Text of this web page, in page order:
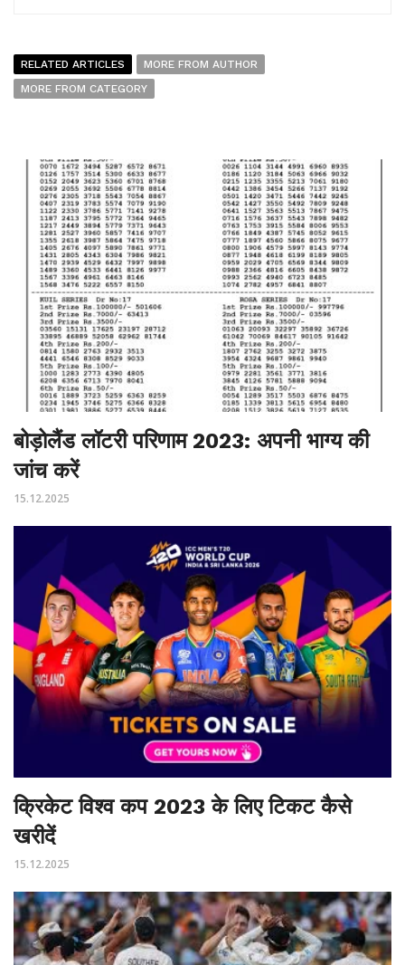
RELATED ARTICLES
MORE FROM AUTHOR
MORE FROM CATEGORY
बोड़ोलैंड लॉटरी परिणाम 2023: अपनी भाग्य की
जांच करें
15.12.2025
क्रिकेट विश्व कप 2023 के लिए टिकट कैसे
खरीदें
15.12.2025